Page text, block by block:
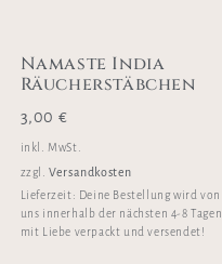
Namaste India
Räucherstäbchen
3,00 €
inkl. MwSt.
zzgl.Versandkosten
Lieferzeit: Deine Bestellung wird von
uns innerhalb der nächsten 4-8 Tagen
mit Liebe verpackt und versendet!